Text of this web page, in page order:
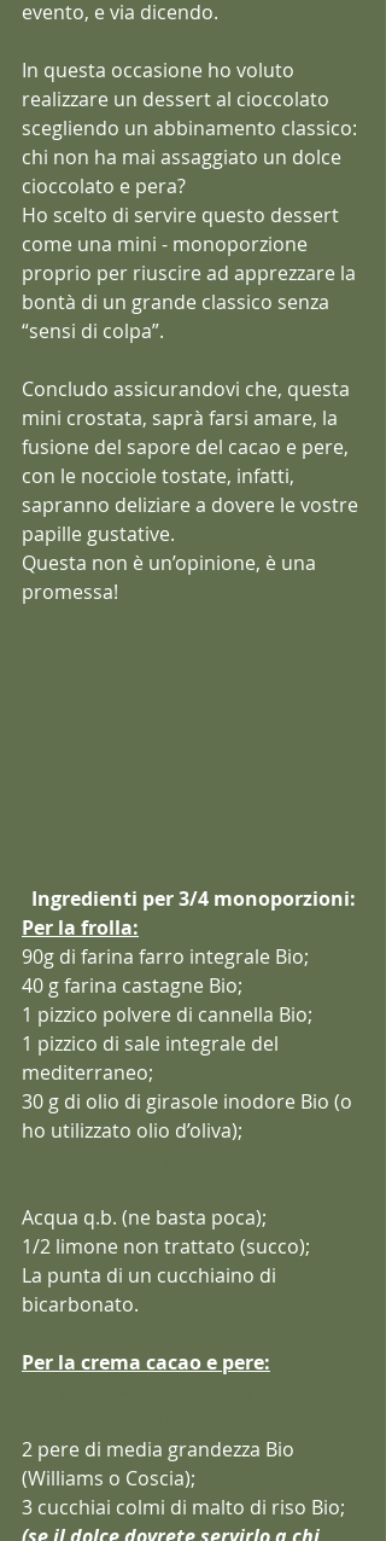
evento, e via dicendo.
In questa occasione ho voluto
realizzare un dessert al cioccolato
scegliendo un abbinamento classico:
chi non ha mai assaggiato un dolce
cioccolato e pera?
Ho scelto di servire questo dessert
come una mini - monoporzione
proprio per riuscire ad apprezzare la
bontà di un grande classico senza
“sensi di colpa”.
Concludo assicurandovi che, questa
mini crostata, saprà farsi amare, la
fusione del sapore del cacao e pere,
con le nocciole tostate, infatti,
sapranno deliziare a dovere le vostre
papille gustative.
Questa non è un’opinione, è una
promessa!
Ingredienti per 3/4 monoporzioni:
Per la frolla:
90g di farina farro integrale Bio;
40 g farina castagne Bio;
1 pizzico polvere di cannella Bio;
1 pizzico di sale integrale del
mediterraneo;
30 g di olio di girasole inodore Bio (o
ho utilizzato olio d’oliva);
Acqua q.b. (ne basta poca);
1/2 limone non trattato (succo);
La punta di un cucchiaino di
bicarbonato.
Per la crema cacao e pere:
2 pere di media grandezza Bio
(Williams o Coscia);
3 cucchiai colmi di malto di riso Bio;